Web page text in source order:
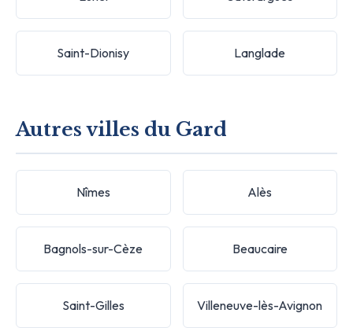
Saint-Dionisy Langlade
Autres villes du Gard
Nîmes Alès
Bagnols-sur-Cèze Beaucaire
Saint-Gilles Villeneuve-lès-Avignon